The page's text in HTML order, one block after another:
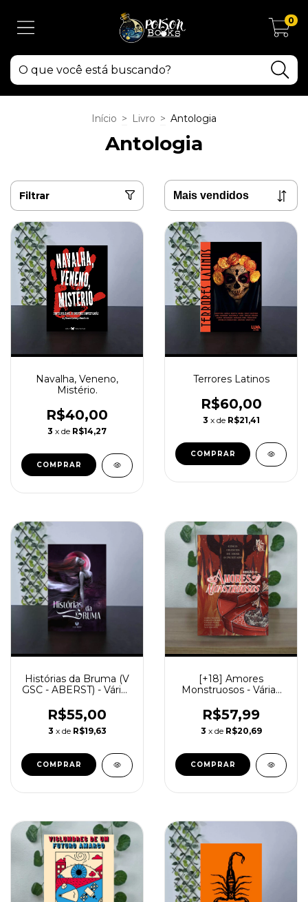
0
Início > Livro > Antologia
Antologia
Filtrar
Navalha, Veneno,
Mistério.
R$40,00
3 x de R$14,27
Terrores Latinos
R$60,00
3 x de R$21,41
Histórias da Bruma (V
GSC - ABERST) - Vários
Retrô)
R$55,00
3 x de R$19,63
[+18] Amores
Monstruosos - Várias
Madame Houdini)
R$57,99
3 x de R$20,69